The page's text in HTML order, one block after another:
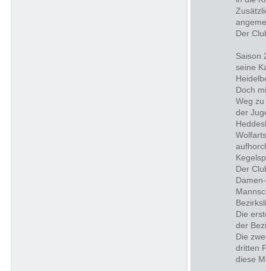
Der
Saison
seine
Doch
Weg
der
Der
Die
der
Die
dritten
diese